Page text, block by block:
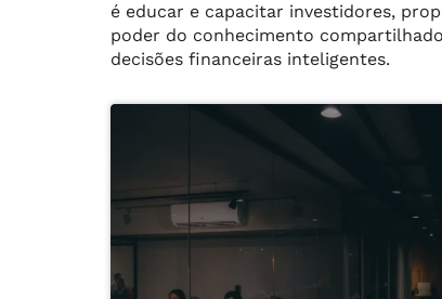
é educar e capacitar investidores,
poder do conhecimento
decisões financeiras inteligentes.